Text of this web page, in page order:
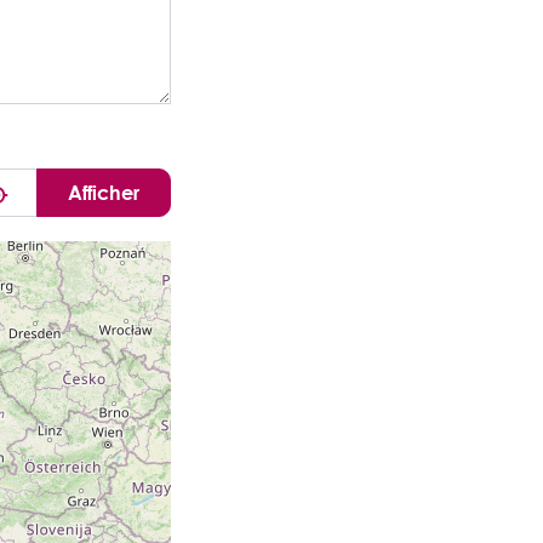
Me localiser
Afficher